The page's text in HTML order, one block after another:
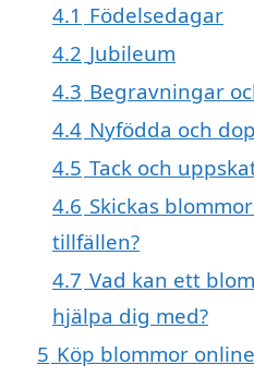
4.1 Födelsedagar
4.2 Jubileum
4.3 Begravningar
4.4 Nyfödda och dop
4.5 Tack och
4.6 Skickas
tillfällen?
4.7 Vad kan ett
hjälpa dig med?
5 Köp blommor